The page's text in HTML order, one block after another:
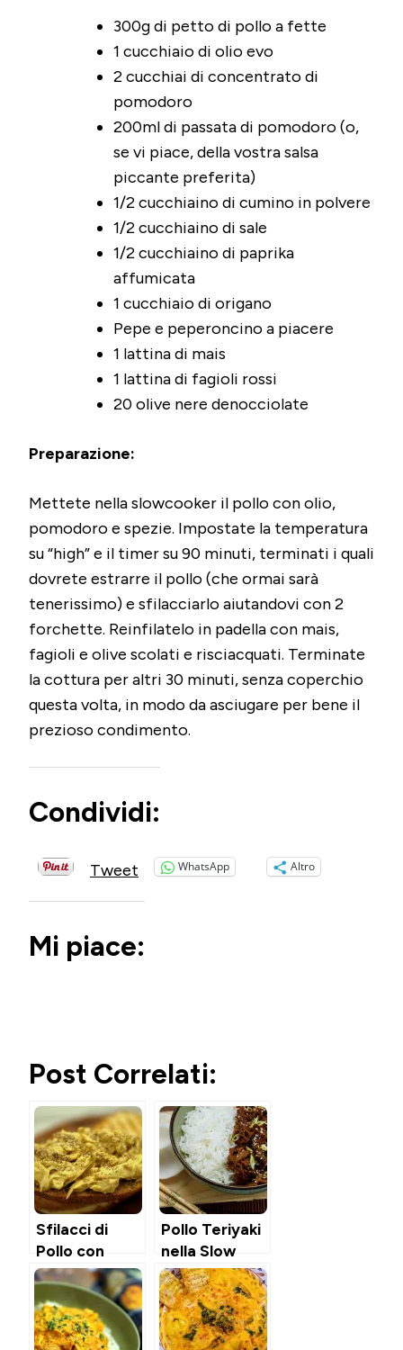
300g di petto di pollo a fette
1 cucchiaio di olio evo
2 cucchiai di concentrato di
pomodoro
200ml di passata di pomodoro (o,
se vi piace, della vostra salsa
piccante preferita)
1/2 cucchiaino di cumino in polvere
1/2 cucchiaino di sale
1/2 cucchiaino di paprika
affumicata
1 cucchiaio di origano
Pepe e peperoncino a piacere
1 lattina di mais
1 lattina di fagioli rossi
20 olive nere denocciolate
Preparazione:
Mettete nella slowcooker il pollo con olio,
pomodoro e spezie. Impostate la temperatura
su “high” e il timer su 90 minuti, terminati i quali
dovrete estrarre il pollo (che ormai sarà
tenerissimo) e sfilacciarlo aiutandovi con 2
forchette. Reinfilatelo in padella con mais,
fagioli e olive scolati e risciacquati. Terminate
la cottura per altri 30 minuti, senza coperchio
questa volta, in modo da asciugare per bene il
prezioso condimento.
Condividi:
Tweet WhatsApp Altro
Mi piace:
Post Correlati:
Sfilacci di
Pollo con
Senape e
Miele (nella
slow cooker)
Pollo Teriyaki
nella Slow
Cooker